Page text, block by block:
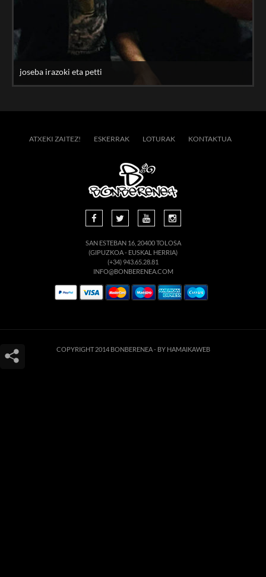
joseba irazoki eta petti
ATXEKI ZAITEZ! ESKERRAK LOTURAK KONTAKTUA
SAN ESTEBAN 16, 20400 TOLOSA
(GIPUZKOA - EUSKAL HERRIA)
(+34) 943.65.28.81
INFO@BONBERENEA.COM
COPYRIGHT 2014 BONBERENEA - BY HAMAIKAWEB